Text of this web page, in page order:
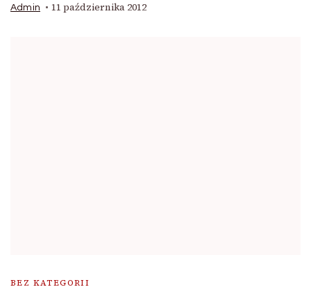
Admin 11 października 2012
BEZ KATEGORII